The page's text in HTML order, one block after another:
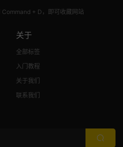
+ D，即可收藏网站
关于
全部标签
入门教程
关于我们
联系我们